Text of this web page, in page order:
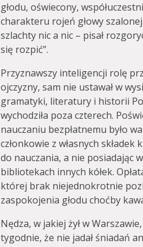
głodu, oświecony,
charakteru rojeń głowy
szlachty nic a nic – pisał
się rozpić”.
Przyznawszy inteligencji rolę
ojczyzny, sam nie ustawał w
gramatyki, literatury i historii
wychodziła poza czterech.
nauczaniu bezpłatnemu było
członkowie z własnych
do nauczania, a nie posiadając
bibliotekach innych kółek.
której brak niejednokrotnie
zaspokojenia głodu choćby
Nędza, w jakiej żył w
tygodnie, że nie jadał śniadań